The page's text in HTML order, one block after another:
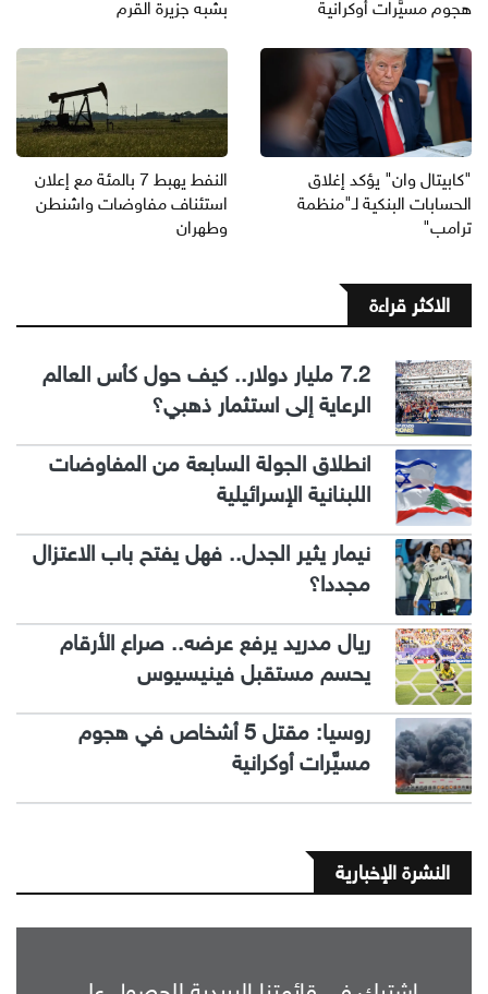
هجوم مسيَّرات أوكرانية بشبه جزيرة القرم
"كابيتال وان" يؤكد إغلاق
الحسابات البنكية لـ"منظمة
ترامب"
النفط يهبط 7 بالمئة مع إعلان
استئناف مفاوضات واشنطن
وطهران
الاكثر قراءة
7.2 مليار دولار.. كيف حول كأس العالم
الرعاية إلى استثمار ذهبي؟
انطلاق الجولة السابعة من المفاوضات
اللبنانية الإسرائيلية
نيمار يثير الجدل.. فهل يفتح باب الاعتزال
مجددا؟
ريال مدريد يرفع عرضه.. صراع الأرقام
يحسم مستقبل فينيسيوس
روسيا: مقتل 5 أشخاص في هجوم
مسيَّرات أوكرانية
النشرة الإخبارية